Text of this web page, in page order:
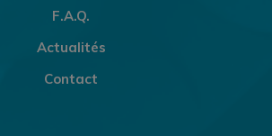
F.A.Q.
Actualités
Contact